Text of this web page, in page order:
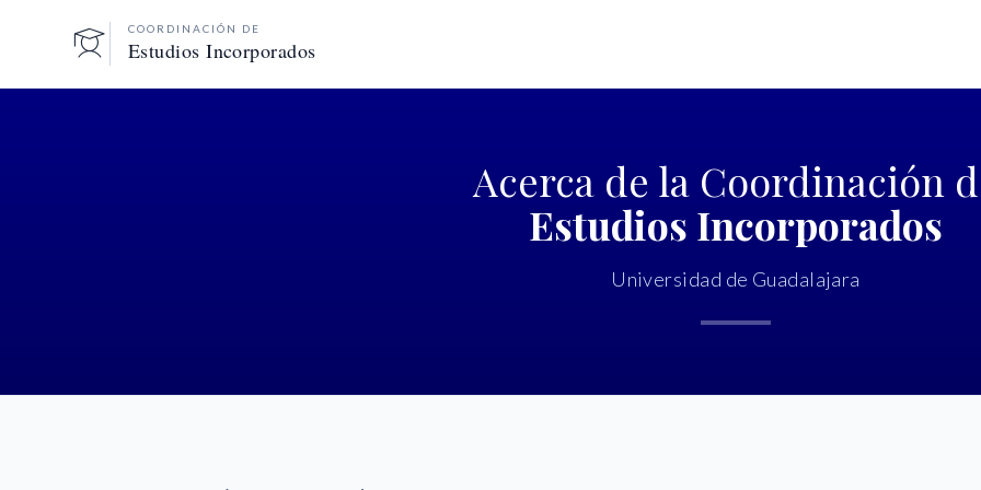
COORDINACIÓN DE
Estudios Incorporados
Acerca de la Coordinación
Estudios Incorporados
Universidad de Guadalajara